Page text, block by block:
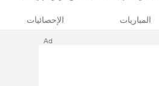
المباريات الإحصائيات
Ad